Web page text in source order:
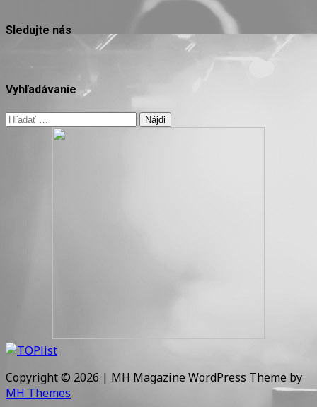
Sledujte nás
Vyhľadávanie
Hľadať:
Copyright © 2026 | MH Magazine WordPress Theme by
MH Themes